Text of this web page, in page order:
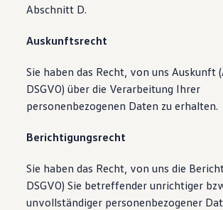
Abschnitt D.
Auskunftsrecht
Sie haben das Recht, von uns Auskunft
DSGVO) über die Verarbeitung Ihrer
personenbezogenen Daten zu erhalten.
Berichtigungsrecht
Sie haben das Recht, von uns die
DSGVO) Sie betreffender unrichtiger
unvollständiger personenbezogener